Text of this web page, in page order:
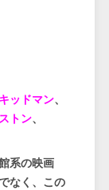
ッドマン、
トン、
系の映画
なく、この